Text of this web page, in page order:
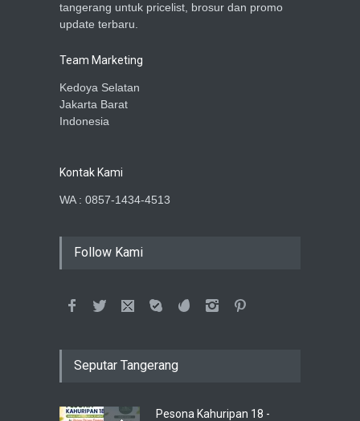
tangerang untuk pricelist, brosur dan promo
update terbaru.
Team Marketing
Kedoya Selatan
Jakarta Barat
Indonesia
Kontak Kami
WA : 0857-1434-4513
Follow Kami
Seputar Tangerang
Pesona Kahuripan 18 -